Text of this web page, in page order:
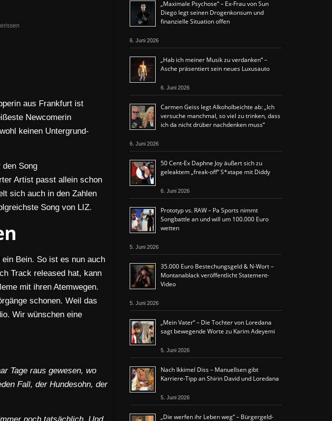
aus Frankfurt ist
Newcomerin
keinen Untergrund-
den Song
Artist passt allein schon
sich auch in den Zahlen
Song von LIZ.
Bein. So ist es nun auch
Track released hat, kann
mit ihren Atemwegen.
schonen. Weil das
Wir wünschen eine
Tage raus gewesen, wo
Fall, der Hundesohn, der
„Maximale Psychose“ – Ex-Frau von Sun
Diego legt seinen Drogenkonsum und
finanzielle Situation offen
6. Juni 2026
„Hab ich meiner Musik zu verdanken“ –
Asche präsentiert sein neues Luxusauto
6. Juni 2026
Carmen Geiss legt Alkoholbeichte ab: „Ich
versuche manchmal, so viel zu trinken, dass
ich da nicht drüber nachdenken muss“
6. Juni 2026
50 Cent-Ex Daphne Joy äußert sich zu
geleaktem „freak-off“ S*xtape mit Diddy
6. Juni 2026
Prototyp vs. RAW – Pa Sports nimmt
Songbattle an und will um 100.000 Euro
wetten
5. Juni 2026
35.000 Euro Bestechungsgeld & N-Wort –
Montanablack veröffentlicht Statement-
Video
5. Juni 2026
„Mein Vater“ – Die Tochter von Loredana
sagt bewegende Worte zu Karim Adeyemi
5. Juni 2026
Nach Ikkimel Diss – Manuellsen gibt
Karriere-Tipp an Shirin David und Loredana
5. Juni 2026
„Die werfen ihr Leben weg“ – Bürgergeld-